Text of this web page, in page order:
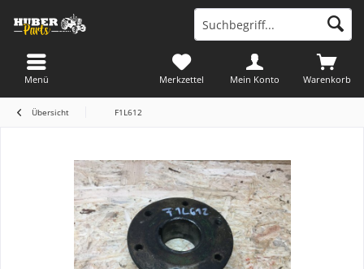
Warenkorb
Merkzettel Mein Konto
Menü
Übersicht F1L612